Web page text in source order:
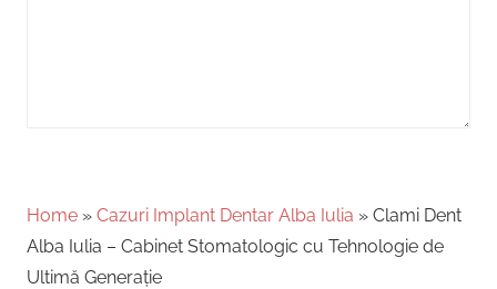
Home » Cazuri Implant Dentar Alba Iulia » Clami Dent
Alba Iulia – Cabinet Stomatologic cu Tehnologie de
Ultimă Generație